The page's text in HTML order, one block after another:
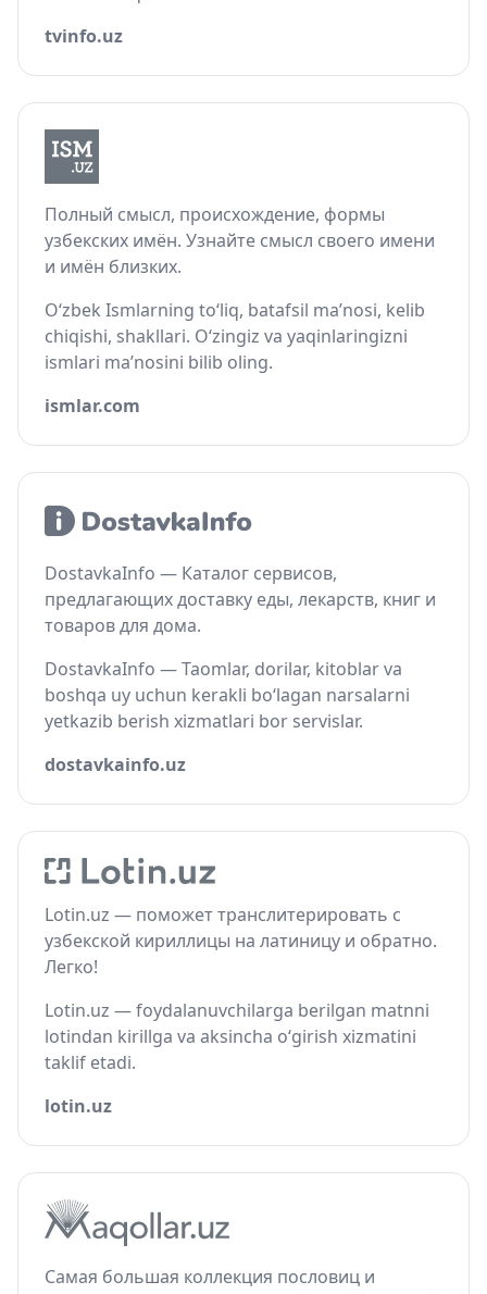
tvinfo.uz
Полный смысл, происхождение, формы
узбекских имён. Узнайте смысл своего имени
и имён близких.
O‘zbek Ismlarning to‘liq, batafsil ma’nosi, kelib
chiqishi, shakllari. O‘zingiz va yaqinlaringizni
ismlari ma’nosini bilib oling.
ismlar.com
DostavkaInfo — Каталог сервисов,
предлагающих доставку еды, лекарств, книг и
товаров для дома.
DostavkaInfo — Taomlar, dorilar, kitoblar va
boshqa uy uchun kerakli bo‘lagan narsalarni
yetkazib berish xizmatlari bor servislar.
dostavkainfo.uz
Lotin.uz — поможет транслитерировать с
узбекской кириллицы на латиницу и обратно.
Легко!
Lotin.uz — foydalanuvchilarga berilgan matnni
lotindan kirillga va aksincha o‘girish xizmatini
taklif etadi.
lotin.uz
Самая большая коллекция пословиц и